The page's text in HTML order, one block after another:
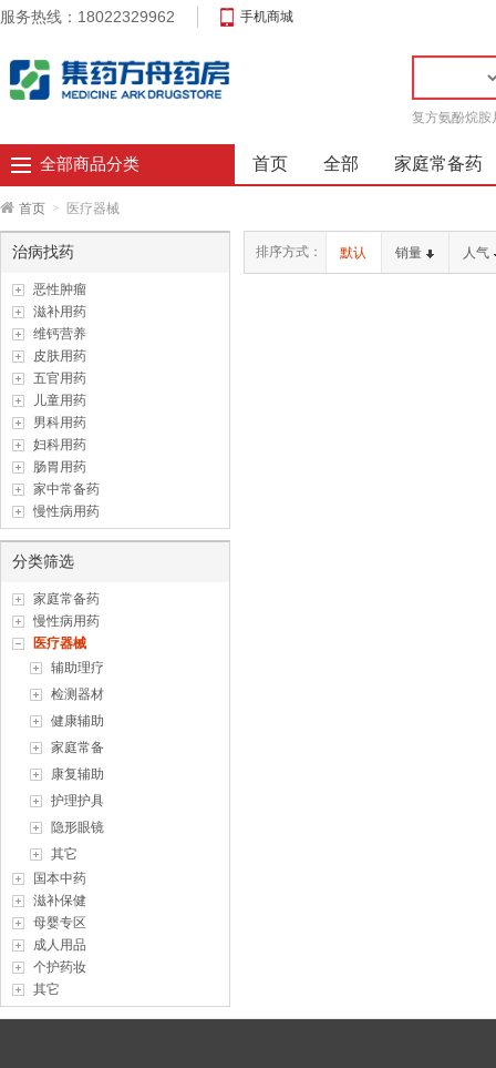
服务热线：18022329962 手机商城
复方氨酚烷胺
全部商品分类 首页 全部 家庭常备药
首页 > 医疗器械
治病找药
恶性肿瘤
滋补用药
维钙营养
皮肤用药
五官用药
儿童用药
男科用药
妇科用药
肠胃用药
家中常备药
慢性病用药
分类筛选
家庭常备药
慢性病用药
医疗器械
辅助理疗
检测器材
健康辅助
家庭常备
康复辅助
护理护具
隐形眼镜
其它
国本中药
滋补保健
母婴专区
成人用品
个护药妆
其它
排序方式： 默认 销量 人气